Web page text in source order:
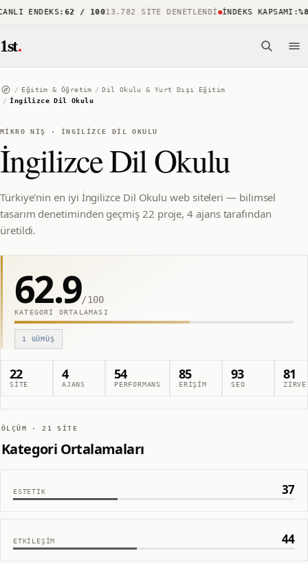
ENDEKS:62 / 10013.782 SITE DENETLENDI İNDEKS KAPSAMI:%88
1st.
/ Eğitim & Öğretim / Dil Okulu & Yurt Dışı Eğitim
/ İngilizce Dil Okulu
MIKRO NIŞ · İNGILIZCE DIL OKULU
İngilizce Dil Okulu
Türkiye'nin en iyi İngilizce Dil Okulu web siteleri — bilimsel
tasarım denetiminden geçmiş 22 proje, 4 ajans tarafından
üretildi.
62.9/100
KATEGORI ORTALAMASI
1 GÜMÜŞ
22
SITE
4
AJANS
54
PERFORMANS
85
ERIŞIM
93
SEO
81
ZIRVE
ÖLÇÜM ·21 SITE
Kategori Ortalamaları
ESTETIK 37
ETKILEŞIM 44